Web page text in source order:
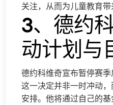
关注，从而为儿童教育带
3、德约
动计划与
德约科维奇宣布暂停赛季
这一决定并非一时冲动
安排。他将通过自己的